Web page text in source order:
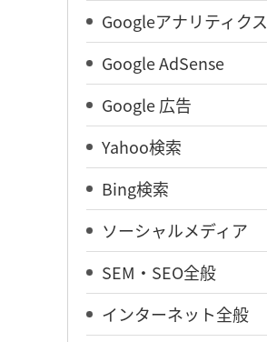
Googleアナリティクス
Google AdSense
Google 広告
Yahoo検索
Bing検索
ソーシャルメディア
SEM・SEO全般
インターネット全般